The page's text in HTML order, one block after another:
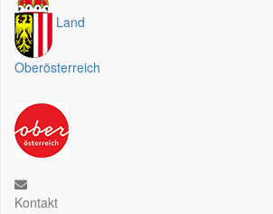
Land
Oberösterreich
Kontakt